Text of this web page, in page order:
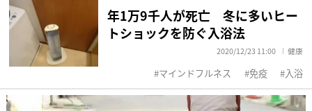
年1万9千人が死亡 冬に多いヒー
トショックを防ぐ入浴法
2020/12/23 11:00 健康
マインドフルネス 免疫 入浴